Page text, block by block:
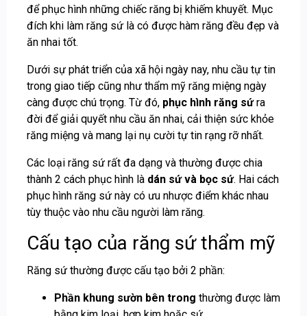
để phục hình những chiếc răng bị khiếm khuyết. Mục
đích khi làm răng sứ là có được hàm răng đều đẹp và
ăn nhai tốt.
Dưới sự phát triển của xã hội ngày nay, nhu cầu tự tin
trong giao tiếp cũng như thẩm mỹ răng miệng ngày
càng được chú trọng. Từ đó, phục hình răng sứra
đời để giải quyết nhu cầu ăn nhai, cải thiện sức khỏe
răng miệng và mang lại nụ cười tự tin rạng rỡ nhất.
Các loại răng sứ rất đa dạng và thường được chia
thành 2 cách phục hình là dán sứ và bọc sứ. Hai cách
phục hình răng sứ này có ưu nhược điểm khác nhau
tùy thuộc vào nhu cầu người làm răng.
Cấu tạo của răng sứ thẩm mỹ
Răng sứ thường được cấu tạo bởi 2 phần:
Phần khung sườn bên trong thường được làm